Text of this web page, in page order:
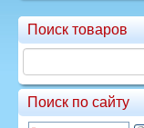
Поиск товаров
Поиск по сайту